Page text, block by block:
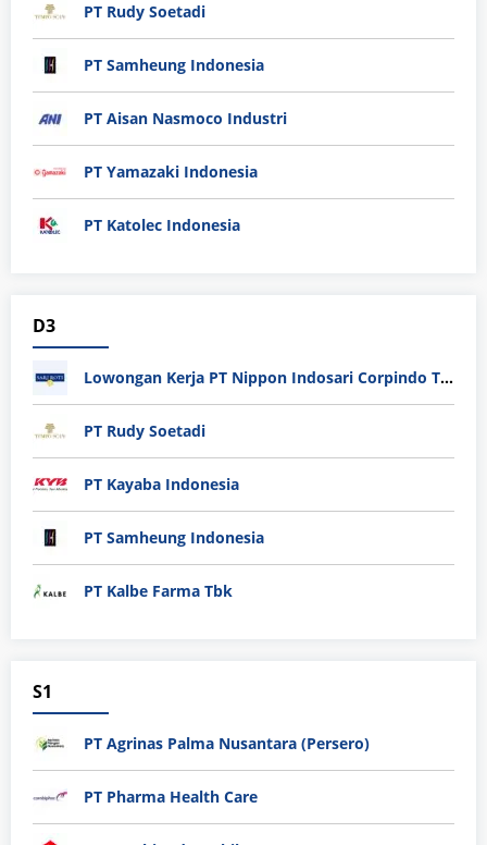
PT Rudy Soetadi
PT Samheung Indonesia
PT Aisan Nasmoco Industri
PT Yamazaki Indonesia
PT Katolec Indonesia
D3
Lowongan Kerja PT Nippon Indosari Corpindo Tbk. Bulan Agustus 2026
PT Rudy Soetadi
PT Kayaba Indonesia
PT Samheung Indonesia
PT Kalbe Farma Tbk
S1
PT Agrinas Palma Nusantara (Persero)
PT Pharma Health Care